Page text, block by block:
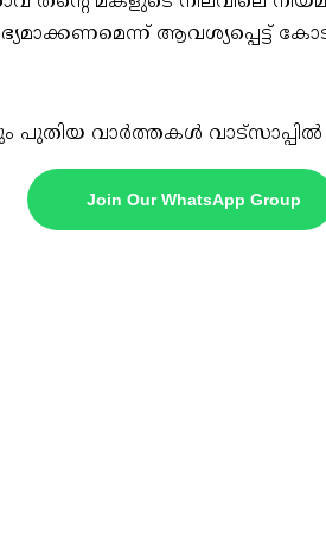
ആവശ്യപ്പെട്ട്
പുതിയ വാർത്തകൾ വാട്സാപ്പിൽ
Join Our WhatsApp Group